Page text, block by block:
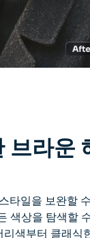
브라운
타일을 보완할
색상을 탐색할
색부터 클래식